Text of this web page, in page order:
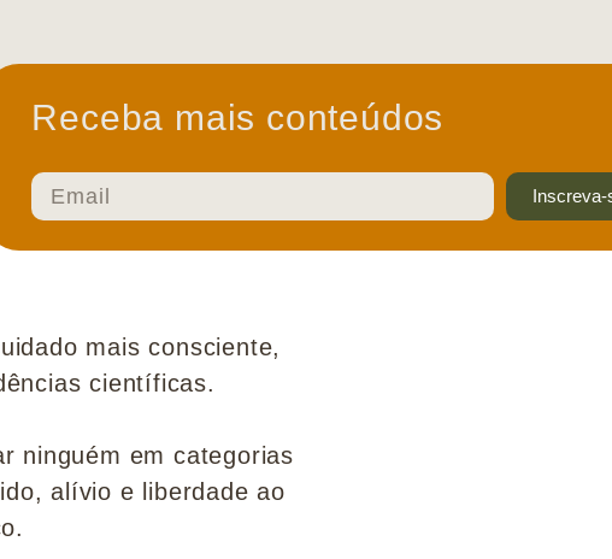
Receba mais conteúdos
Inscreva-
mais consciente,
científicas.
ninguém em categorias
alívio e liberdade ao